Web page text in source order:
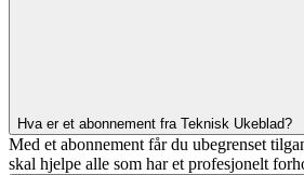
Hva er et abonnement fra Teknisk Ukeblad?
Med et abonnement får du ubegrenset
skal hjelpe alle som har et profesjonelt